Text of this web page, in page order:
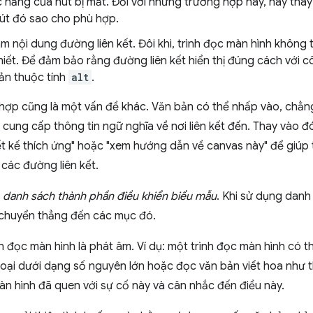
đó sao cho phù hợp.
nội dung đường liên kết. Đôi khi, trình đọc màn hình không
Để đảm bảo rằng đường liên kết hiển thị đúng cách với
thuộc tính alt .
cũng là một vấn đề khác. Văn bản có thể nhấp vào,
cấp thông tin ngữ nghĩa về nơi liên kết đến. Thay vào
kế thích ứng" hoặc "xem hướng dẫn về canvas này" để
đường liên kết.
danh sách thành phần điều khiển biểu mẫu. Khi sử dụng
thẳng đến các mục đó.
màn hình là phát âm. Ví dụ: một trình đọc màn hình có
dưới dạng số nguyên lớn hoặc đọc văn bản viết hoa như
hình đã quen với sự cố này và cân nhắc đến điều này.